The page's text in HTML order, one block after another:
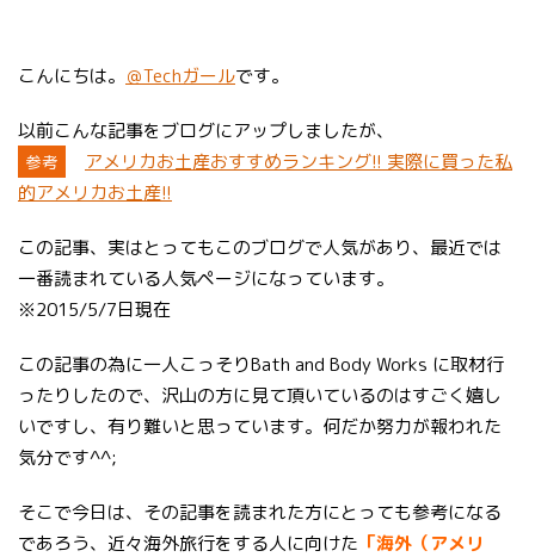
こんにちは。 ＠Techガールです。
以前こんな記事をブログにアップしましたが、
参考
アメリカお土産おすすめランキング!! 実際に買った私
的アメリカお土産!!
この記事、実はとってもこのブログで人気があり、最近では
一番読まれている人気ページになっています。
※2015/5/7日現在
この記事の為に一人こっそりBath and Body Works に取材行
ったりしたので、沢山の方に見て頂いているのはすごく嬉し
いですし、有り難いと思っています。何だか努力が報われた
気分です^^;
そこで今日は、その記事を読まれた方にとっても参考になる
であろう、近々海外旅行をする人に向けた 「海外（アメリ